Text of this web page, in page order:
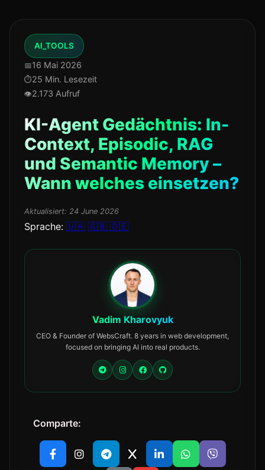
AI_TOOLS
16 Mai 2026
25 Min. Lesezeit
2.173 Aufruf
KI-Agent Gedächtnis: In-
Context, Episodic, RAG
und Semantic Memory –
Wann welches einsetzen?
Aktualisiert: 24 June 2026
Sprache: 🇺🇦 🇬🇧 🇩🇪
Vadim Kharovyuk
CEO & Founder of WebsCraft. 8 years in web development,
focused on bringing AI into real products.
Comparte: